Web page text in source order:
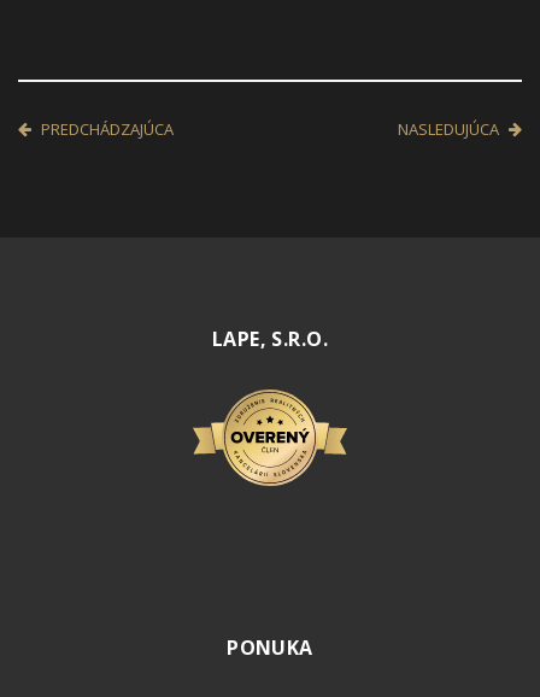
PREDCHÁDZAJÚCA NASLEDUJÚCA
LAPE, S.R.O.
PONUKA